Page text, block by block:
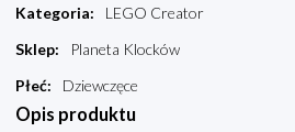
Kategoria:
LEGO Creator
Sklep:
Planeta Klocków
Płeć: Dziewczęce
Opis produktu